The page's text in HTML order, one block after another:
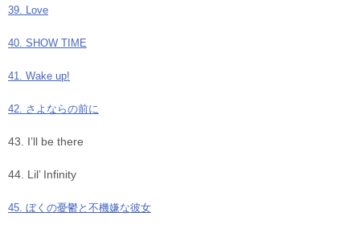
39. Love
40. SHOW TIME
41. Wake up!
42. さよならの前に
43. I’ll be there
44. Lil’ Infinity
45. ぼくの憂鬱と不機嫌な彼女